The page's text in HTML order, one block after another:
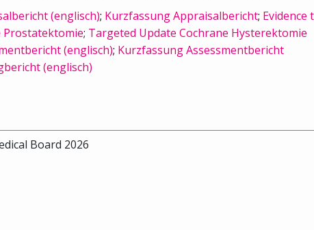
(englisch); Kurzfassung Appraisalbericht; Evidence
Prostatektomie; Targeted Update Cochrane Hysterektomie
(englisch); Kurzfassung Assessmentbericht
(englisch)
Board 2026